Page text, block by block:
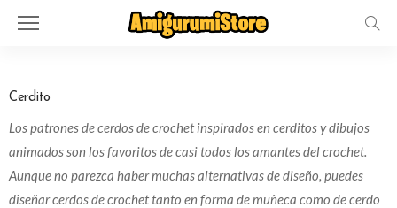
Cerdito
Los patrones de cerdos de crochet inspirados en cerditos y dibujos
animados son los favoritos de casi todos los amantes del crochet.
Aunque no parezca haber muchas alternativas de diseño, puedes
diseñar cerdos de crochet tanto en forma de muñeca como de cerdo